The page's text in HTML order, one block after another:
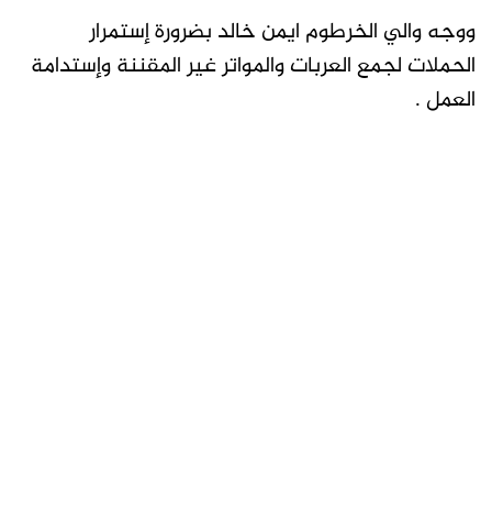
ووجه والي الخرطوم ايمن خالد بضرورة إستمرار
الحملات لجمع العربات والمواتر غير المقننة وإستدامة
العمل .